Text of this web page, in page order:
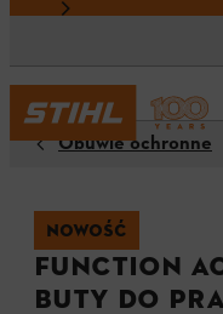
Obuwie ochronne
NOWOŚĆ
FUNCTION
buty do